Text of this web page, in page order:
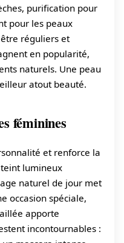
purification pour
pour les peaux
réguliers et
en popularité,
naturels. Une peau
atout beauté.
féminines
et renforce la
lumineux
naturel de jour met
occasion spéciale,
apporte
incontournables :